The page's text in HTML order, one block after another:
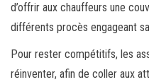
d’offrir aux chauffeurs une
différents procès engageant
Pour rester compétitifs, les
réinventer, afin de coller aux